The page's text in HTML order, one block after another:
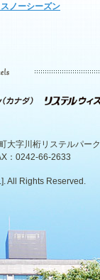
ノーシーズン
大字川桁リステルパーク
：0242-66-2633
All Rights Reserved.